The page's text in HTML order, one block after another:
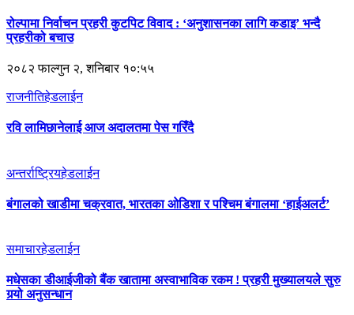
रोल्पामा निर्वाचन प्रहरी कुटपिट विवाद : ‘अनुशासनका लागि कडाइ’ भन्दै
प्रहरीको बचाउ
२०८२ फाल्गुन २, शनिबार १०:५५
राजनीतिहेडलाईन
रवि लामिछानेलाई आज अदालतमा पेस गरिँदै
अन्तर्राष्ट्रियहेडलाईन
बंगालको खाडीमा चक्रवात, भारतका ओडिशा र पश्चिम बंगालमा ‘हाईअलर्ट’
समाचारहेडलाईन
मधेसका डीआईजीको बैंक खातामा अस्वाभाविक रकम ! प्रहरी मुख्यालयले सुरु
गर्‍यो अनुसन्धान